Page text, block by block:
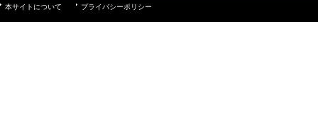
本サイトについて プライバシーポリシー